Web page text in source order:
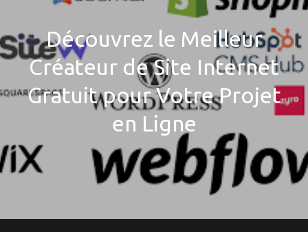
Découvrez le Meilleur
Créateur de Site Internet
Gratuit pour Votre Projet
en Ligne